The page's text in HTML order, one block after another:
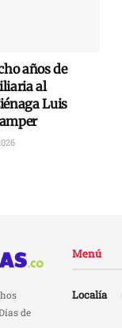
años de
al
Luis
de
Menú
Localía